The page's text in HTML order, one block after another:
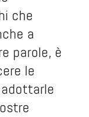
che
a
parole, è
le